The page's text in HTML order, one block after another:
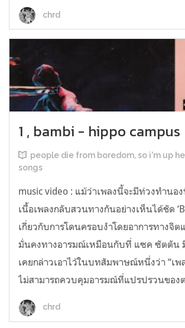
chrd
1 , bambi - hippo campus
people die from boredom, so i'm up
songs
music video : แม้ว่าเพลงนี้จะมีท่วงทำนอ
เนื้อเพลงกลับสวนทางกันอย่างเห็นได้ชัด
เกี่ยวกับการโดนครอบงำโดยอาการทางจิต
มั่นคงทางอารมณ์เหมือนกับที่ แซค ซัตตัน
เคยกล่าวเอาไว้ในบทสัมพาษณ์หนึ่งว่า “เพ
ไม่สามารถควบคุมอารมณ์ที่แปรปรวนของ
chrd